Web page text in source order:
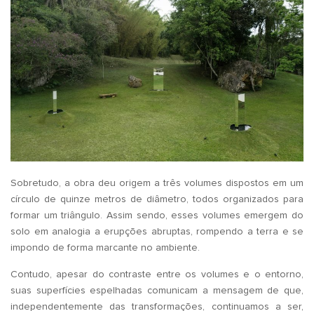
Sobretudo, a obra deu origem a três volumes dispostos em um
círculo de quinze metros de diâmetro, todos organizados para
formar um triângulo. Assim sendo, esses volumes emergem do
solo em analogia a erupções abruptas, rompendo a terra e se
impondo de forma marcante no ambiente.
Contudo, apesar do contraste entre os volumes e o entorno,
suas superfícies espelhadas comunicam a mensagem de que,
independentemente das transformações, continuamos a ser,